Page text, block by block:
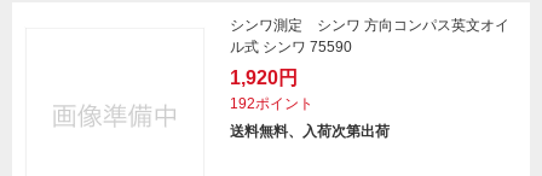
シンワ測定 シンワ 方向コンパス英文オイ
ル式 シンワ 75590
1,920円
192ポイント
送料無料、入荷次第出荷